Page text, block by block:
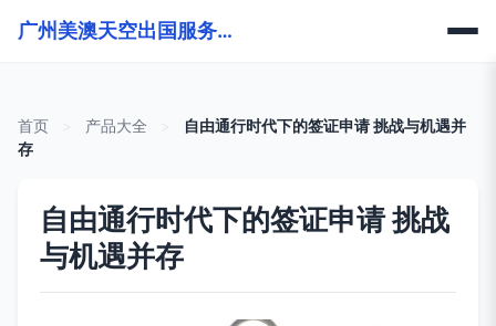
广州美澳天空出国服务有限公司
首页 产品大全
自由通行时代下的签证申请 挑战与机遇并
存
自由通行时代下的签证申请 挑战
与机遇并存